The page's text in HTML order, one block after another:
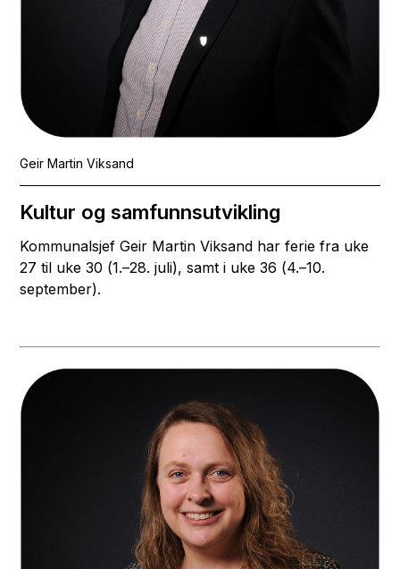
Geir Martin Viksand
Kultur og samfunnsutvikling
Kommunalsjef Geir Martin Viksand har ferie fra uke
27 til uke 30 (1.–28. juli), samt i uke 36 (4.–10.
september).